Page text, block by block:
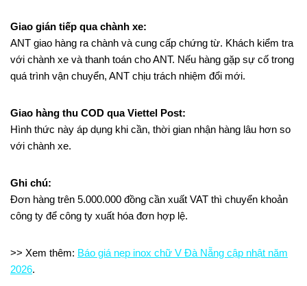
Giao gián tiếp qua chành xe:
ANT giao hàng ra chành và cung cấp chứng từ. Khách kiểm tra
với chành xe và thanh toán cho ANT. Nếu hàng gặp sự cố trong
quá trình vận chuyển, ANT chịu trách nhiệm đổi mới.
Giao hàng thu COD qua Viettel Post:
Hình thức này áp dụng khi cần, thời gian nhận hàng lâu hơn so
với chành xe.
Ghi chú:
Đơn hàng trên 5.000.000 đồng cần xuất VAT thì chuyển khoản
công ty để công ty xuất hóa đơn hợp lệ.
>> Xem thêm: Báo giá nẹp inox chữ V Đà Nẵng cập nhật năm
2026.